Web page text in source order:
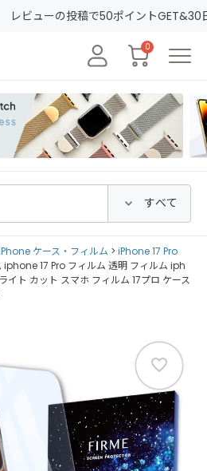
証！会員登録して初めてのお買い物す
0
ケース・フィルム
iPhone 17 Pro
17 Pro フィルム 透明 フィルム iph
イト カット スマホ フィルム 17プロ ケース